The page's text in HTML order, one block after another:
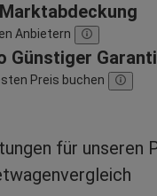
Anbietern
Günstiger
Preis buchen
für unseren